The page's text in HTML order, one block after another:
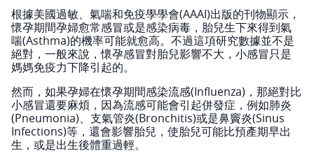
根據美國過敏、氣喘和免疫學學會(AAAI)出版的刊物顯示，
懷孕期間孕婦愈常感冒或是感染病毒，胎兒生下來得到氣
喘(Asthma)的機率可能就愈高。不過這項研究數據並不是
絕對，一般來說，懷孕感冒對胎兒影響不大，小感冒只是
媽媽免疫力下降引起的。
然而，如果孕婦在懷孕期間感染流感(Influenza)，那絕對比
小感冒還要麻煩，因為流感可能會引起併發症，例如肺炎
(Pneumonia)、支氣管炎(Bronchitis)或是鼻竇炎(Sinus
Infections)等，還會影響胎兒，使胎兒可能比預產期早出
生，或是出生後體重過輕。